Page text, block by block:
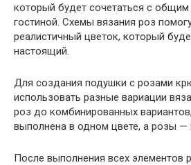
который будет сочетаться с
гостиной. Схемы вязания роз
реалистичный цветок, который
настоящий.
Для создания подушки с розами
использовать разные вариации
роз до комбинированных
выполнена в одном цвете, а розы —
После выполнения всех элементов